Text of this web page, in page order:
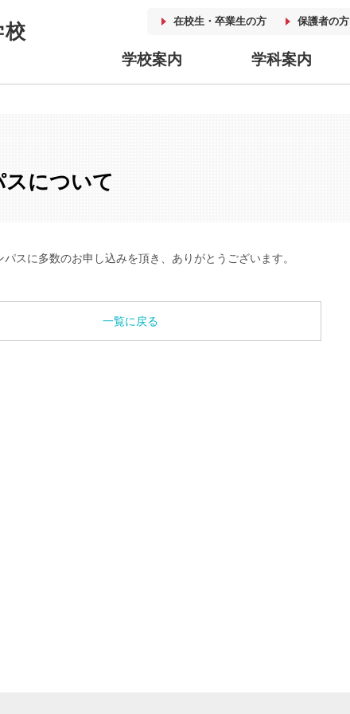
在校生・卒業生の方 保護者の方
学校案内 学科案内
について
スに多数のお申し込みを頂き、ありがとうございます。
一覧に戻る